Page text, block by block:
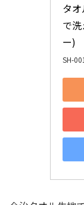
タ
で
ー)
SH-001